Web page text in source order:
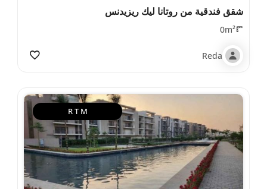
شقق فندقية من روتانا ليك ريزيدنس
0m²
Reda
R T M